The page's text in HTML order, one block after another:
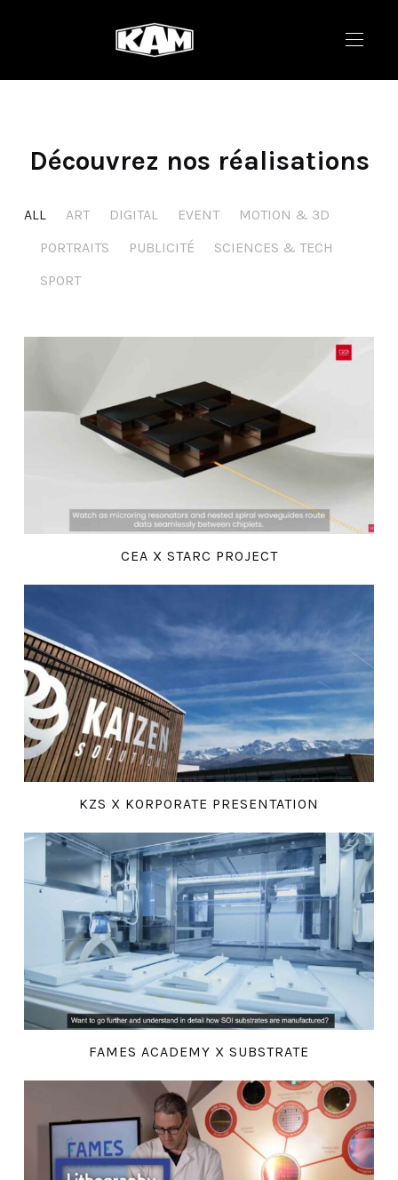
Découvrez nos réalisations
ALL ART DIGITAL EVENT
MOTION & 3D
PORTRAITS
PUBLICITÉ
SCIENCES & TECH
SPORT
CEA X STARC PROJECT
KZS X KORPORATE PRESENTATION
FAMES ACADEMY X SUBSTRATE